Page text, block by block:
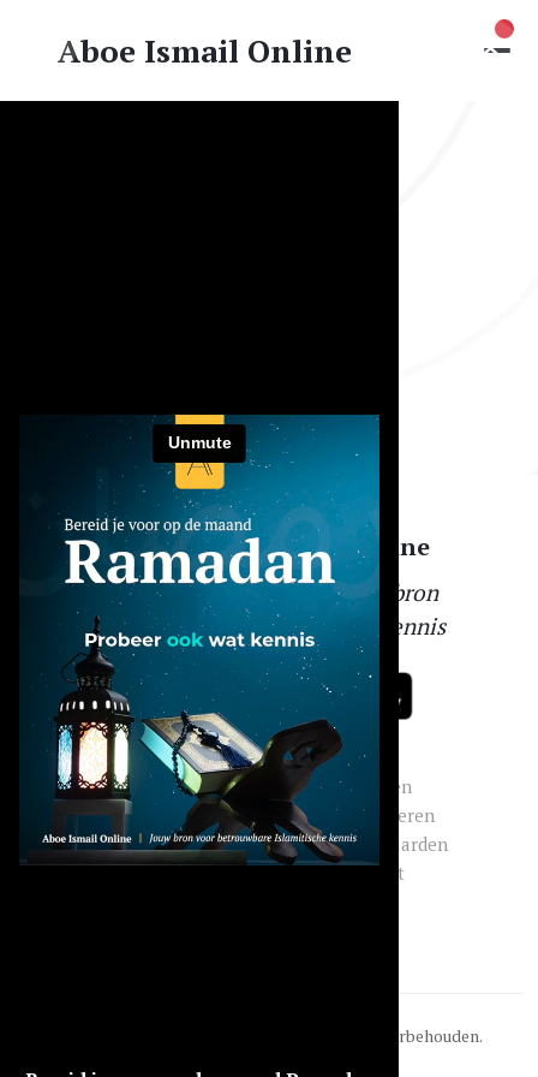
Aboe Ismail Online
Aboe Ismail Online
Jouw betrouwbare bron
voor Islamitische kennis
Menu
Dashboard
Abonnement
Modules
Q&A
Socials
Instagram
Facebook
LinkedIn
WhatsApp
Overig
Inloggen
Registreren
Voorwaarden
Contact
. Alle rechten voorbehouden.